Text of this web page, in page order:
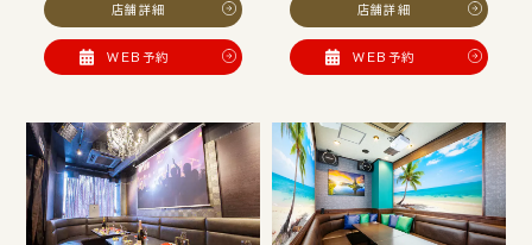
店舗詳細
WEB予約
店舗詳細
WEB予約